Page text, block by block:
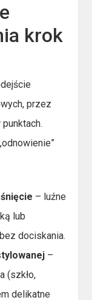
krok
przez
– luźne
lub
dociskania.
–
(szkło,
delikatne